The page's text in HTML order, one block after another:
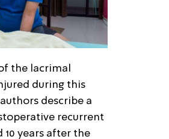
the lacrimal
during this
describe a
recurrent
years after the